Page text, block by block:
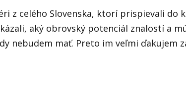
z celého Slovenska, ktorí prispievali do
ukázali, aký obrovský potenciál znalostí a
nebudem mať. Preto im veľmi ďakujem